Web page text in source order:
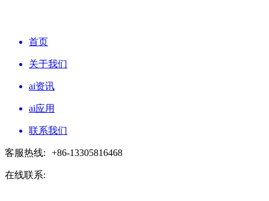
首页
关于我们
ai资讯
ai应用
联系我们
客服热线: +86-13305816468
在线联系: